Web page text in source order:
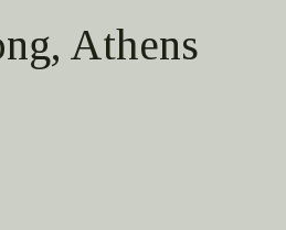
Athens